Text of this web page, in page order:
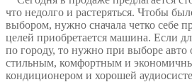
что недолго и растеряться. Чтобы
выбором, нужно сначала четко себе
целей приобретается машина. Если
по городу, то нужно при выборе авто
стильным, комфортным и
кондиционером и хорошей